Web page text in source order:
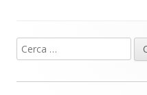
Barra
laterale
Ricerca
per: